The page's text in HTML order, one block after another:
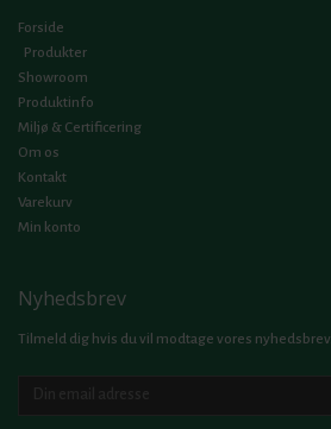
Forside
Produkter
Showroom
Produktinfo
Miljø & Certificering
Om os
Kontakt
Varekurv
Min konto
Nyhedsbrev
Tilmeld dig hvis du vil modtage vores nyhedsbrev.